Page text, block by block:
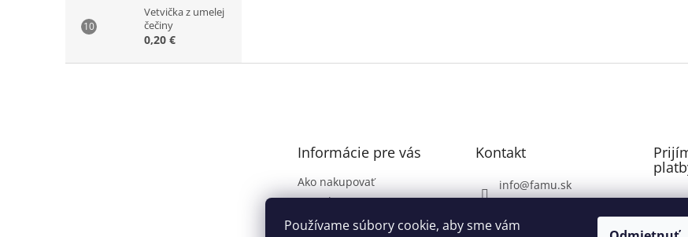
Používame súbory cookie, aby sme vám
Vetvička z umelej
čečiny
0,20 €
Informácie pre vás
Ako nakupovať
Kontakt
Dodanie tovaru
Kontakt
info@famu.sk
Voda, Plyn, Poklopy: do